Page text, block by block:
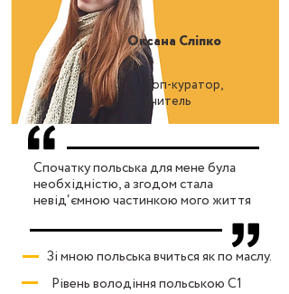
Топ-куратор,
вчитель
Оксана Сліпко
Спочатку польська для мене була
необхідністю, а згодом стала
невід‘ємною частинкою мого життя
Зі мною польська вчиться як по маслу.
Рівень володіння польською С1